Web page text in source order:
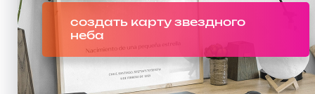
создать карту звездного
неба